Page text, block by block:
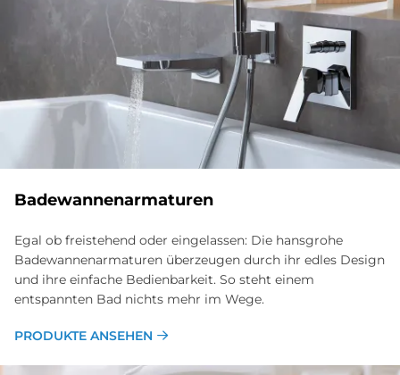
Ba­de­wan­nen­ar­ma­tu­ren
Egal ob freistehend oder eingelassen: Die hansgrohe
Badewannenarmaturen überzeugen durch ihr edles Design
und ihre einfache Bedienbarkeit. So steht einem
entspannten Bad nichts mehr im Wege.
PRODUKTE ANSEHEN